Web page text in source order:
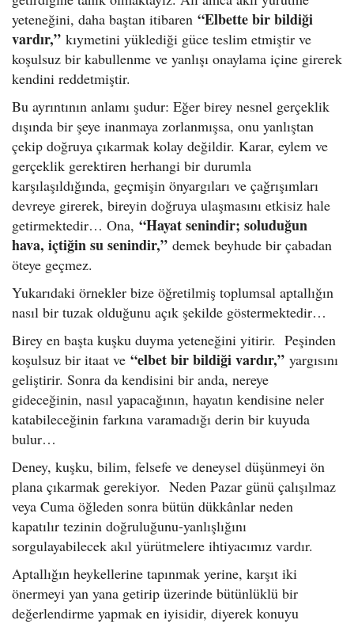
yeteneğini, daha baştan itibaren “Elbette bir bildiği
vardır,” kıymetini yüklediği güce teslim etmiştir ve
koşulsuz bir kabullenme ve yanlışı onaylama içine girerek
kendini reddetmiştir.
Bu ayrıntının anlamı şudur: Eğer birey nesnel gerçeklik
dışında bir şeye inanmaya zorlanmışsa, onu yanlıştan
çekip doğruya çıkarmak kolay değildir. Karar, eylem ve
gerçeklik gerektiren herhangi bir durumla
karşılaşıldığında, geçmişin önyargıları ve çağrışımları
devreye girerek, bireyin doğruya ulaşmasını etkisiz hale
getirmektedir… Ona, “Hayat senindir; soluduğun
hava, içtiğin su senindir,” demek beyhude bir çabadan
öteye geçmez.
Yukarıdaki örnekler bize öğretilmiş toplumsal aptallığın
nasıl bir tuzak olduğunu açık şekilde göstermektedir…
Birey en başta kuşku duyma yeteneğini yitirir. Peşinden
koşulsuz bir itaat ve “elbet bir bildiği vardır,” yargısını
geliştirir. Sonra da kendisini bir anda, nereye
gideceğinin, nasıl yapacağının, hayatın kendisine neler
katabileceğinin farkına varamadığı derin bir kuyuda
bulur…
Deney, kuşku, bilim, felsefe ve deneysel düşünmeyi ön
plana çıkarmak gerekiyor. Neden Pazar günü çalışılmaz
veya Cuma öğleden sonra bütün dükkânlar neden
kapatılır tezinin doğruluğunu-yanlışlığını
sorgulayabilecek akıl yürütmelere ihtiyacımız vardır.
Aptallığın heykellerine tapınmak yerine, karşıt iki
önermeyi yan yana getirip üzerinde bütünlüklü bir
değerlendirme yapmak en iyisidir, diyerek konuyu